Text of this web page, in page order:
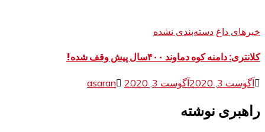
خبرهای داغ دسته‌بندی نشده
کلانتری: دامنه کوه دماوند ۴۰۰سال پیش وقف شده!
آگوست 3, 2020 آگوست 3, 2020 asaran
راهبری نوشته